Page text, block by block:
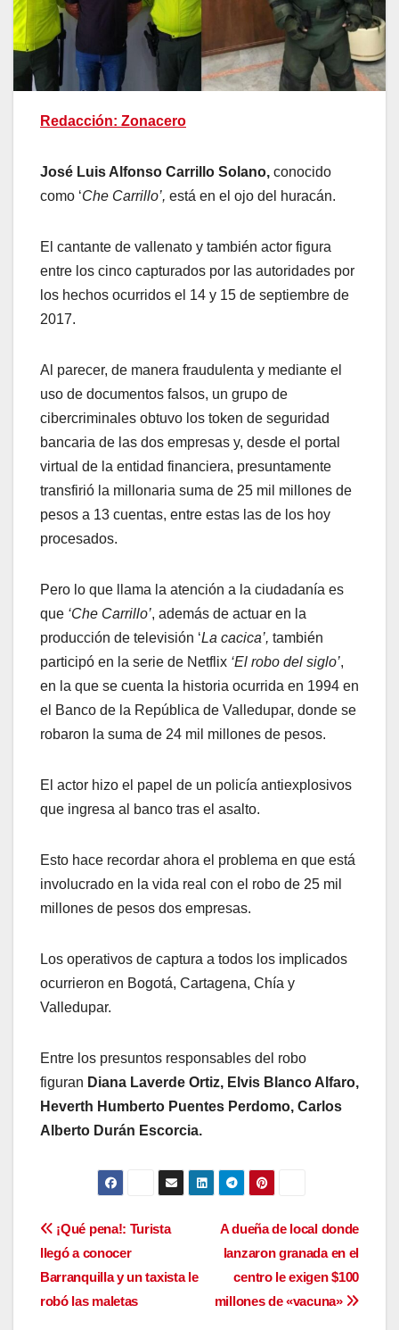
Redacción: Zonacero
José Luis Alfonso Carrillo Solano, conocido
como ‘Che Carrillo’, está en el ojo del huracán.
El cantante de vallenato y también actor figura
entre los cinco capturados por las autoridades por
los hechos ocurridos el 14 y 15 de septiembre de
2017.
Al parecer, de manera fraudulenta y mediante el
uso de documentos falsos, un grupo de
cibercriminales obtuvo los token de seguridad
bancaria de las dos empresas y, desde el portal
virtual de la entidad financiera, presuntamente
transfirió la millonaria suma de 25 mil millones de
pesos a 13 cuentas, entre estas las de los hoy
procesados.
Pero lo que llama la atención a la ciudadanía es
que ‘Che Carrillo’, además de actuar en la
producción de televisión ‘La cacica’, también
participó en la serie de Netflix ‘El robo del siglo’,
en la que se cuenta la historia ocurrida en 1994 en
el Banco de la República de Valledupar, donde se
robaron la suma de 24 mil millones de pesos.
El actor hizo el papel de un policía antiexplosivos
que ingresa al banco tras el asalto.
Esto hace recordar ahora el problema en que está
involucrado en la vida real con el robo de 25 mil
millones de pesos dos empresas.
Los operativos de captura a todos los implicados
ocurrieron en Bogotá, Cartagena, Chía y
Valledupar.
Entre los presuntos responsables del robo
figuran Diana Laverde Ortiz, Elvis Blanco Alfaro,
Heverth Humberto Puentes Perdomo, Carlos
Alberto Durán Escorcia.
Navegación
de
entradas
A dueña de local donde
lanzaron granada en el
centro le exigen $100
millones de «vacuna»
¡Qué pena!: Turista
llegó a conocer
Barranquilla y un taxista le
robó las maletas